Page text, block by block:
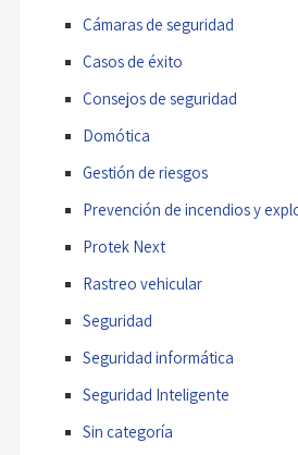
Cámaras de seguridad
Casos de éxito
Consejos de seguridad
Domótica
Gestión de riesgos
Prevención de incendios y
Protek Next
Rastreo vehicular
Seguridad
Seguridad informática
Seguridad Inteligente
Sin categoría